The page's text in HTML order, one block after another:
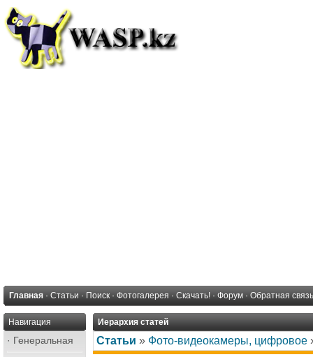
Главная · Статьи · Поиск · Фотогалерея · Скачать! · Форум · Обратная связь
Навигация
· Генеральная
Иерархия статей
Статьи » Фото-видеокамеры, цифровое